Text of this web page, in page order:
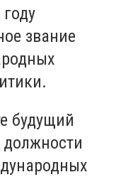
звание
будущий
должности